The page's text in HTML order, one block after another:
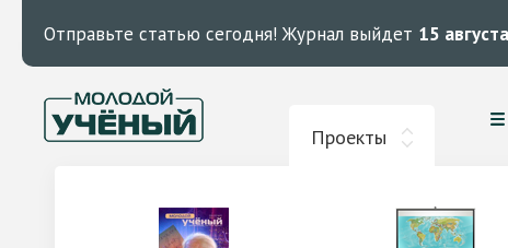
Отправьте статью сегодня! Журнал выйдет 15 августа
Проекты